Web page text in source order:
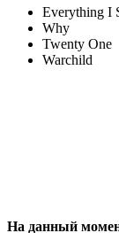
Everything I
Why
Twenty One
Warchild
На данный